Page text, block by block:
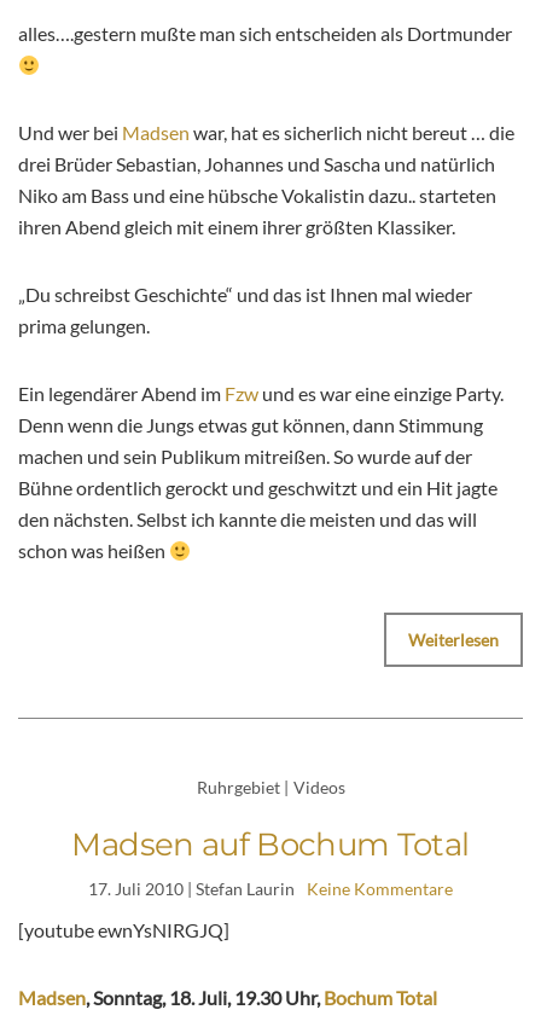
alles….gestern mußte man sich entscheiden als Dortmunder
Und wer bei Madsen war, hat es sicherlich nicht bereut … die
drei Brüder Sebastian, Johannes und Sascha und natürlich
Niko am Bass und eine hübsche Vokalistin dazu.. starteten
ihren Abend gleich mit einem ihrer größten Klassiker.
„Du schreibst Geschichte“ und das ist Ihnen mal wieder
prima gelungen.
Ein legendärer Abend im Fzw und es war eine einzige Party.
Denn wenn die Jungs etwas gut können, dann Stimmung
machen und sein Publikum mitreißen. So wurde auf der
Bühne ordentlich gerockt und geschwitzt und ein Hit jagte
den nächsten. Selbst ich kannte die meisten und das will
schon was heißen
Weiterlesen
Ruhrgebiet | Videos
Madsen auf Bochum Total
17. Juli 2010 | Stefan Laurin Keine Kommentare
[youtube ewnYsNIRGJQ]
Madsen, Sonntag, 18. Juli, 19.30 Uhr, Bochum Total